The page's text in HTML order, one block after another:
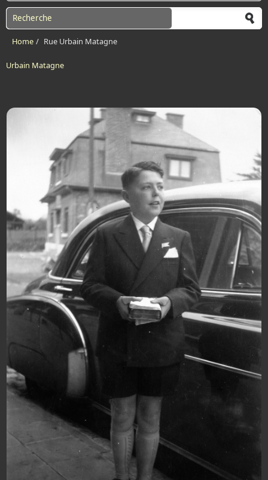
Search form
Home / Rue Urbain Matagne
Urbain Matagne